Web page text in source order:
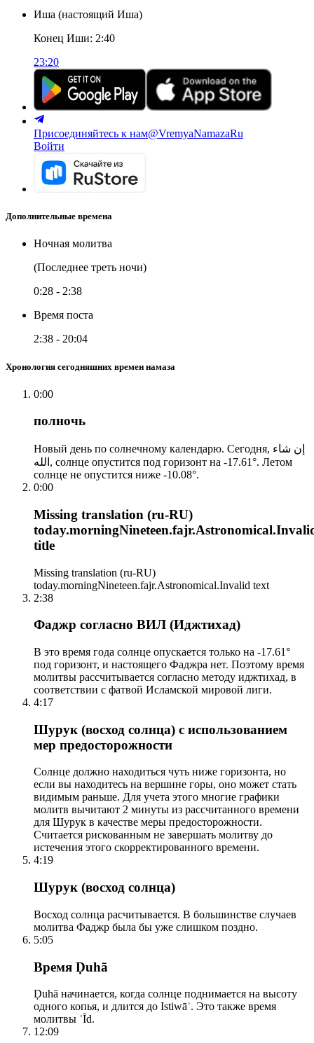
Иша (настоящий Иша)
Конец Иши: 2:40
23:20
Присоединяйтесь к нам@VremyaNamazaRu
Войти
Дополнительные времена
Ночная молитва
(Последнее треть ночи)
0:28 - 2:38
Время поста
2:38 - 20:04
Хронология сегодняшних времен намаза
0:00
полночь
Новый день по солнечному календарю. Сегодня, إن شاء
الله, солнце опустится под горизонт на -17.61°. Летом
солнце не опустится ниже -10.08°.
0:00
Missing translation (ru-RU)
title
Missing translation (ru-RU)
today.morningNineteen.fajr.Astronomical.Invalid text
2:38
Фаджр согласно ВИЛ (Иджтихад)
В это время года солнце опускается только на -17.61°
под горизонт, и настоящего Фаджра нет. Поэтому время
молитвы рассчитывается согласно методу иджтихад, в
соответствии с фатвой Исламской мировой лиги.
4:17
Шурук (восход солнца) с использованием
мер предосторожности
Солнце должно находиться чуть ниже горизонта, но
если вы находитесь на вершине горы, оно может стать
видимым раньше. Для учета этого многие графики
молитв вычитают 2 минуты из рассчитанного времени
для Шурук в качестве меры предосторожности.
Считается рискованным не завершать молитву до
истечения этого скорректированного времени.
4:19
Шурук (восход солнца)
Восход солнца расчитывается. В большинстве случаев
молитва Фаджр была бы уже слишком поздно.
5:05
Время Ḍuhā
Ḍuhā начинается, когда солнце поднимается на высоту
одного копья, и длится до Istiwāʾ. Это также время
молитвы ʿĪd.
12:09